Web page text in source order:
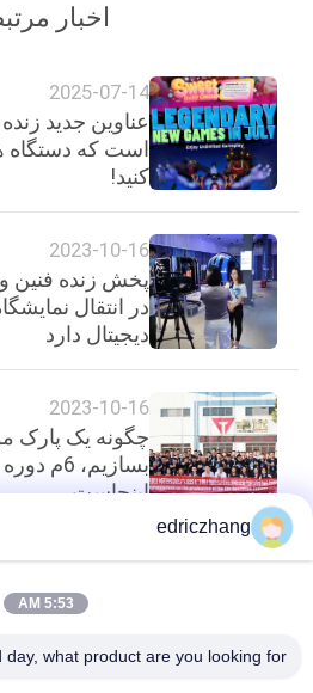
اخبار
2025-07-14
عناوین جدید
است که دستگاه
کنید!
2023-10-16
پخش زنده فنین
در انتقال
دیجیتال دارد
2023-10-16
بسازیم،
اینجاست
بالا
edriczhang
5:53 AM
day, what product are you looking for?